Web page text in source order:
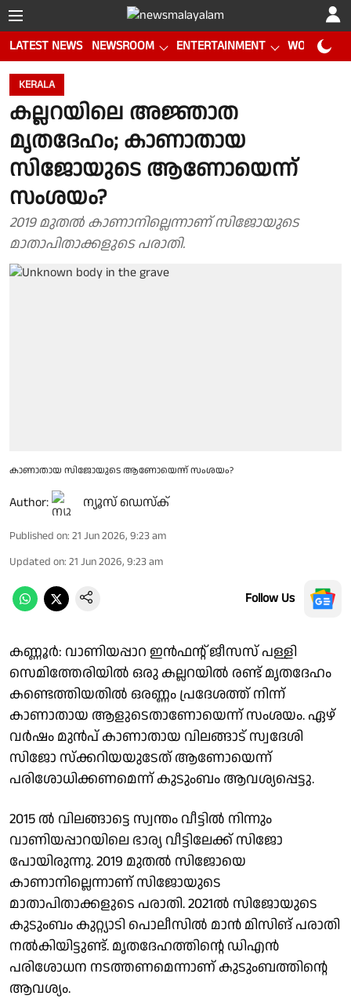
LATEST NEWS NEWSROOM ENTERTAINMENT WORLD CUP
KERALA
കല്ലറയിലെ അജ്ഞാത
മൃതദേഹം; കാണാതായ
സിജോയുടെ ആണോയെന്ന്
സംശയം?
2019 മുതൽ കാണാനില്ലെന്നാണ് സിജോയുടെ
മാതാപിതാക്കളുടെ പരാതി.
കാണാതായ സിജോയുടെ ആണോയെന്ന് സംശയം?
Author: ന്യൂസ് ഡെസ്ക്
Published on: 21 Jun 2026, 9:23 am
Updated on: 21 Jun 2026, 9:23 am
Follow Us
കണ്ണൂർ: വാണിയപ്പാറ ഇൻഫൻ്റ് ജീസസ് പള്ളി
സെമിത്തേരിയിൽ ഒരു കല്ലറയിൽ രണ്ട് മൃതദേഹം
കണ്ടെത്തിയതിൽ ഒരണ്ണം പ്രദേശത്ത് നിന്ന്
കാണാതായ ആളുടെതാണോയെന്ന് സംശയം. ഏഴ്
വർഷം മുൻപ് കാണാതായ വിലങ്ങാട് സ്വദേശി
സിജോ സ്ക്കറിയയുടേത് ആണോയെന്ന്
പരിശോധിക്കണമെന്ന് കുടുംബം ആവശ്യപ്പെട്ടു.
2015 ൽ വിലങ്ങാട്ടെ സ്വന്തം വീട്ടിൽ നിന്നും
വാണിയപ്പാറയിലെ ഭാര്യ വീട്ടിലേക്ക് സിജോ
പോയിരുന്നു. 2019 മുതൽ സിജോയെ
കാണാനില്ലെന്നാണ് സിജോയുടെ
മാതാപിതാക്കളുടെ പരാതി. 2021ൽ സിജോയുടെ
കുടുംബം കുറ്റ്യാടി പൊലീസിൽ മാൻ മിസിങ് പരാതി
നൽകിയിട്ടുണ്ട്. മൃതദേഹത്തിൻ്റെ ഡിഎൻ
പരിശോധന നടത്തണമെന്നാണ് കുടുംബത്തിൻ്റെ
ആവശ്യം.